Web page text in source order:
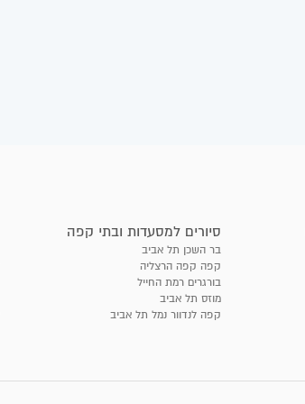
סיורים למסעדות ובתי קפה
בר השכן תל אביב
קפה קפה הרצליה
בורגרים רמת החייל
מוזס תל אביב
קפה לנדוור נמל תל אביב